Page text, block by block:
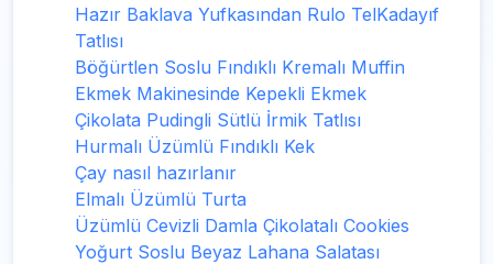
Hazır Baklava Yufkasından Rulo TelKadayıf
Tatlısı
Böğürtlen Soslu Fındıklı Kremalı Muffin
Ekmek Makinesinde Kepekli Ekmek
Çikolata Pudingli Sütlü İrmik Tatlısı
Hurmalı Üzümlü Fındıklı Kek
Çay nasıl hazırlanır
Elmalı Üzümlü Turta
Üzümlü Cevizli Damla Çikolatalı Cookies
Yoğurt Soslu Beyaz Lahana Salatası